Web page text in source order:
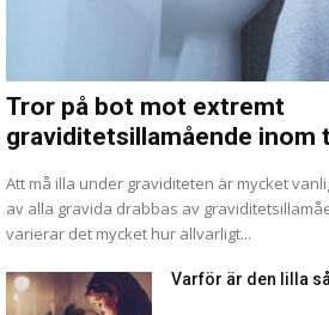
Tror på bot mot extremt
graviditetsillamående inom
Att må illa under graviditeten är mycket
av alla gravida drabbas av
varierar det mycket hur allvarligt...
Varför är den lilla